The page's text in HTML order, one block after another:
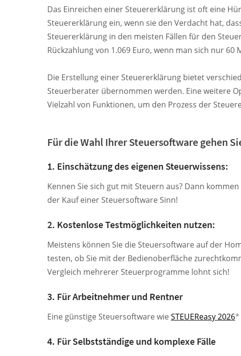
Das Einreichen einer Steuererklärung ist oft eine
Steuererklärung ein, wenn sie den Verdacht hat,
Steuererklärung in den meisten Fällen für den
Rückzahlung von 1.069 Euro, wenn man sich nur
Die Erstellung einer Steuererklärung bietet
Steuerberater übernommen werden. Eine weitere
Vielzahl von Funktionen, um den Prozess der
Für die Wahl Ihrer Steuersoftware gehen
1. Einschätzung des eigenen Steuerwissens:
Kennen Sie sich gut mit Steuern aus? Dann
der Kauf einer Steuersoftware Sinn!
2. Kostenlose Testmöglichkeiten nutzen:
Meistens können Sie die Steuersoftware auf der
testen, ob Sie mit der Bedienoberfläche
Vergleich mehrerer Steuerprogramme lohnt sich!
3. Für Arbeitnehmer und Rentner
Eine günstige Steuersoftware wie STEUEReasy 2026*
4. Für Selbstständige und komplexe Fälle